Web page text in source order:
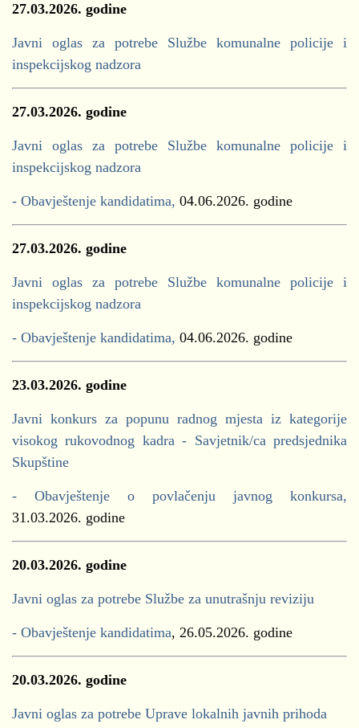
27.03.2026. godine
Javni oglas za potrebe Službe komunalne policije i
inspekcijskog nadzora
27.03.2026. godine
Javni oglas za potrebe Službe komunalne policije i
inspekcijskog nadzora
- Obavještenje kandidatima, 04.06.2026. godine
27.03.2026. godine
Javni oglas za potrebe Službe komunalne policije i
inspekcijskog nadzora
- Obavještenje kandidatima, 04.06.2026. godine
23.03.2026. godine
Javni konkurs za popunu radnog mjesta iz kategorije
visokog rukovodnog kadra - Savjetnik/ca predsjednika
Skupštine
- Obavještenje o povlačenju javnog konkursa,
31.03.2026. godine
20.03.2026. godine
Javni oglas za potrebe Službe za unutrašnju reviziju
- Obavještenje kandidatima, 26.05.2026. godine
20.03.2026. godine
Javni oglas za potrebe Uprave lokalnih javnih prihoda